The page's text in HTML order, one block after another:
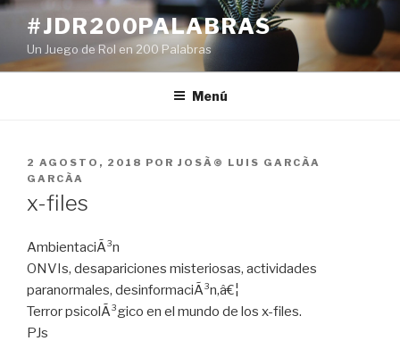
Ir
contenido
#JDR200PALABRAS
Un Juego de Rol en 200 Palabras
Menú
PUBLICADO
EN
2 AGOSTO, 2018 POR JOSÃ© LUIS GARCÃ­A
GARCÃ­A
x-files
AmbientaciÃ³n
ONVIs, desapariciones misteriosas, actividades
paranormales, desinformaciÃ³n,â€¦
Terror psicolÃ³gico en el mundo de los x-files.
PJs